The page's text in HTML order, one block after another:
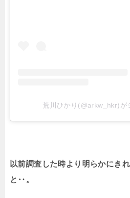
荒川ひかり(@arkw_hkr)が
以前調査した時より明らかにき
と‥。